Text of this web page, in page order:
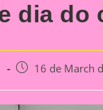
dia do
Post 16 de March